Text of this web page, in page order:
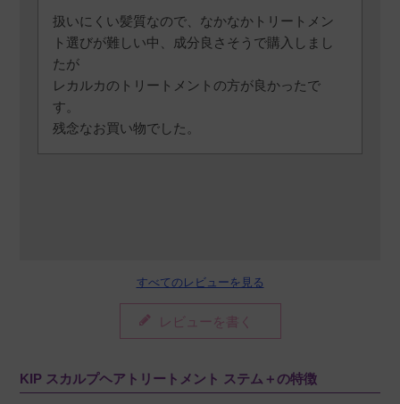
扱いにくい髪質なので、なかなかトリートメン
ト選びが難しい中、成分良さそうで購入しまし
たが
レカルカのトリートメントの方が良かったで
す。
残念なお買い物でした。
すべてのレビューを見る
レビューを書く
KIP スカルプヘアトリートメント ステム＋の特徴